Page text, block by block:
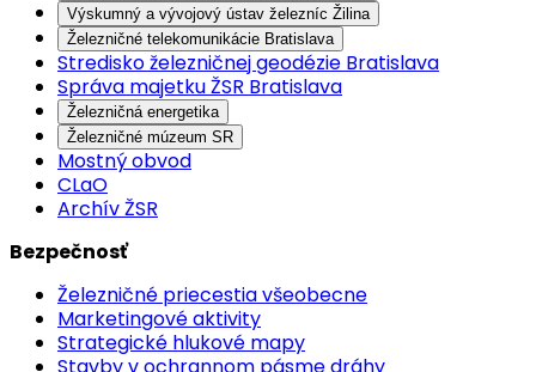
Výskumný a vývojový ústav železníc Žilina
Železničné telekomunikácie Bratislava
Stredisko železničnej geodézie Bratislava
Správa majetku ŽSR Bratislava
Železničná energetika
Železničné múzeum SR
Mostný obvod
CLaO
Archív ŽSR
Bezpečnosť
Železničné priecestia všeobecne
Marketingové aktivity
Strategické hlukové mapy